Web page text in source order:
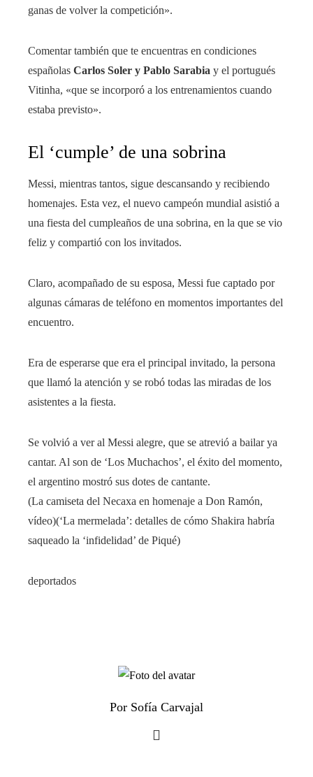
ganas de volver la competición».
Comentar también que te encuentras en condiciones
españolas Carlos Soler y Pablo Sarabia y el portugués
Vitinha, «que se incorporó a los entrenamientos cuando
estaba previsto».
El ‘cumple’ de una sobrina
Messi, mientras tantos, sigue descansando y recibiendo
homenajes. Esta vez, el nuevo campeón mundial asistió a
una fiesta del cumpleaños de una sobrina, en la que se vio
feliz y compartió con los invitados.
Claro, acompañado de su esposa, Messi fue captado por
algunas cámaras de teléfono en momentos importantes del
encuentro.
Era de esperarse que era el principal invitado, la persona
que llamó la atención y se robó todas las miradas de los
asistentes a la fiesta.
Se volvió a ver al Messi alegre, que se atrevió a bailar ya
cantar. Al son de ‘Los Muchachos’, el éxito del momento,
el argentino mostró sus dotes de cantante.
(La camiseta del Necaxa en homenaje a Don Ramón,
vídeo)(‘La mermelada’: detalles de cómo Shakira habría
saqueado la ‘infidelidad’ de Piqué)
deportados
Por Sofía Carvajal